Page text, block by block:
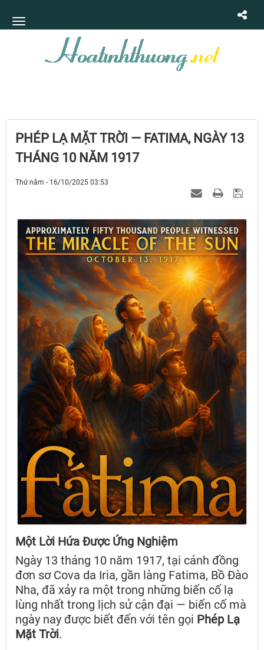
PHÉP LẠ MẶT TRỜI — FATIMA, NGÀY 13
THÁNG 10 NĂM 1917
Thứ năm - 16/10/2025 03:53
Một Lời Hứa Được Ứng Nghiệm
Ngày 13 tháng 10 năm 1917, tại cánh đồng
đơn sơ Cova da Iria, gần làng Fatima, Bồ Đào
Nha, đã xảy ra một trong những biến cố lạ
lùng nhất trong lịch sử cận đại — biến cố mà
ngày nay được biết đến với tên gọi Phép Lạ
Mặt Trời.